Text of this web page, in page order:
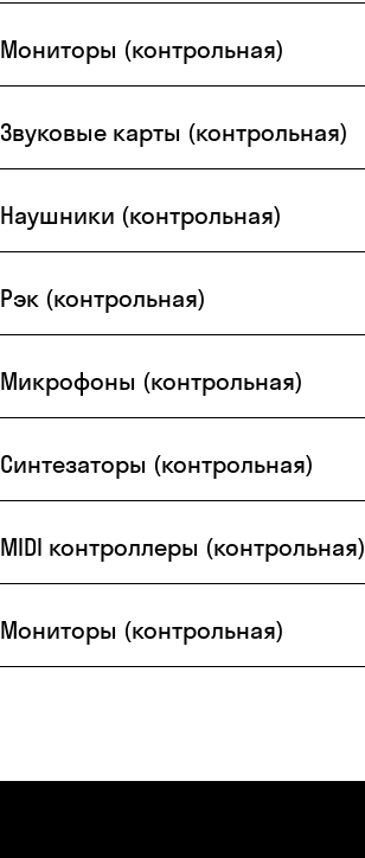
Мониторы (контрольная)
Звуковые карты (контрольная)
Наушники (контрольная)
Рэк (контрольная)
Микрофоны (контрольная)
Синтезаторы (контрольная)
MIDI контроллеры (контрольная)
Мониторы (контрольная)